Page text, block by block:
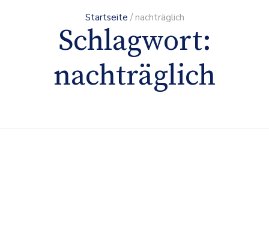
Startseite / nachträglich
Schlagwort:
nachträglich